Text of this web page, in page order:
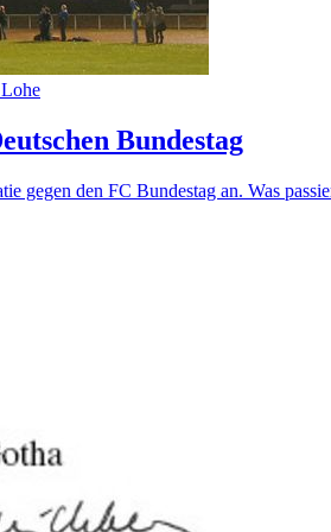
Bundestag
gegen den FC Bundestag an. Was